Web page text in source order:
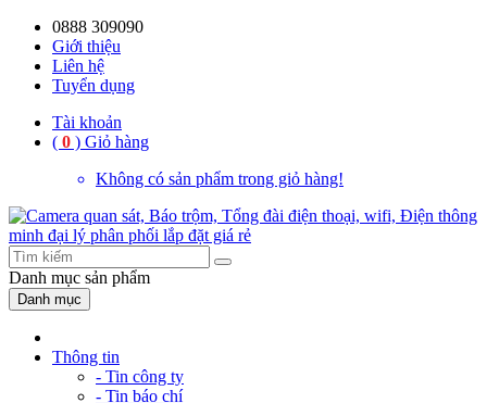
0888 309090
Giới thiệu
Liên hệ
Tuyển dụng
Tài khoản
( 0 ) Giỏ hàng
Không có sản phẩm trong giỏ hàng!
Danh mục sản phẩm
Danh mục
Thông tin
- Tin công ty
- Tin báo chí